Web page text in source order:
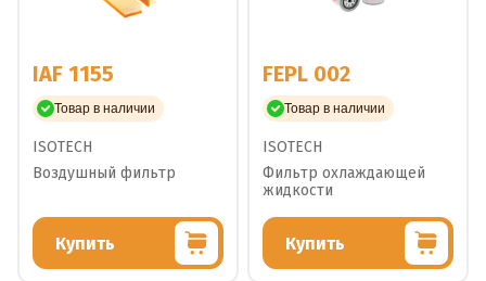
IAF 1155
Товар в наличии
ISOTECH
Воздушный фильтр
Купить
FEPL 002
Товар в наличии
ISOTECH
Фильтр охлаждающей
жидкости
Купить